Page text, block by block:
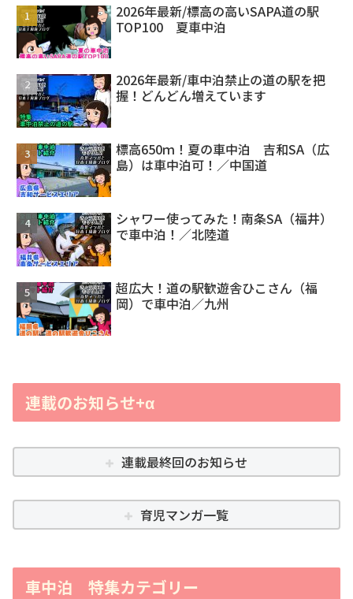
2026年最新/標高の高いSAPA道の駅
TOP100 夏車中泊
2026年最新/車中泊禁止の道の駅を把
握！どんどん増えています
標高650ｍ！夏の車中泊 吉和SA（広
島）は車中泊可！／中国道
シャワー使ってみた！南条SA（福井）
で車中泊！／北陸道
超広大！道の駅歓遊舎ひこさん（福
岡）で車中泊／九州
連載のお知らせ+α
連載最終回のお知らせ
育児マンガ一覧
車中泊 特集カテゴリー